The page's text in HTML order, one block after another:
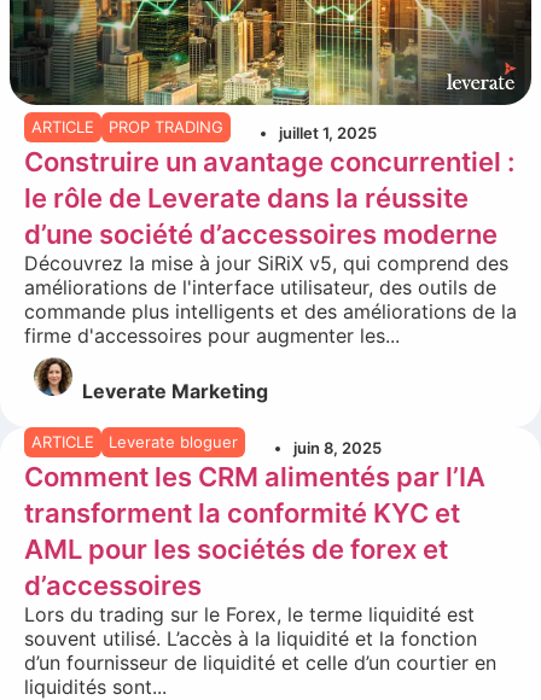
ARTICLE PROP TRADING juillet 1, 2025
Construire un avantage concurrentiel :
le rôle de Leverate dans la réussite
d’une société d’accessoires moderne
Découvrez la mise à jour SiRiX v5, qui comprend des
améliorations de l'interface utilisateur, des outils de
commande plus intelligents et des améliorations de la
firme d'accessoires pour augmenter les...
Leverate Marketing
ARTICLE Leverate bloguer juin 8, 2025
Comment les CRM alimentés par l’IA
transforment la conformité KYC et
AML pour les sociétés de forex et
d’accessoires
Lors du trading sur le Forex, le terme liquidité est
souvent utilisé. L’accès à la liquidité et la fonction
d’un fournisseur de liquidité et celle d’un courtier en
liquidités sont...